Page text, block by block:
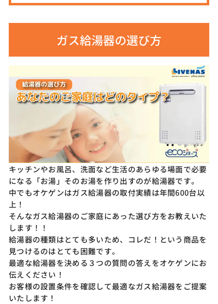
ガス給湯器の選び方
キッチンやお風呂、洗面など生活のあらゆる場面で必要
になる「お湯」そのお湯を作り出すのが給湯器です。
中でもオケゲンはガス給湯器の取付実績は年間600台以
上！
そんなガス給湯器のご家庭にあった選び方をお教えいた
します！！
給湯器の種類はとても多いため、コレだ！という商品を
見つけるのはとても困難です。
最適な給湯器を決める３つの質問の答えをオケゲンにお
伝えください！
お客様の設置条件を確認して最適なガス給湯器をご提案
いたします！